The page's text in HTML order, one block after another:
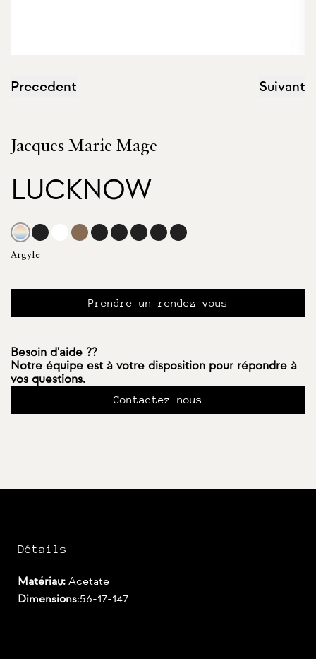
Precedent Suivant
Jacques Marie Mage
LUCKNOW
Argyle
Prendre un rendez-vous
Besoin d'aide ??
Notre équipe est à votre disposition pour répondre à
vos questions.
Contactez nous
Détails
Matériau: Acetate
Dimensions:56-17-147